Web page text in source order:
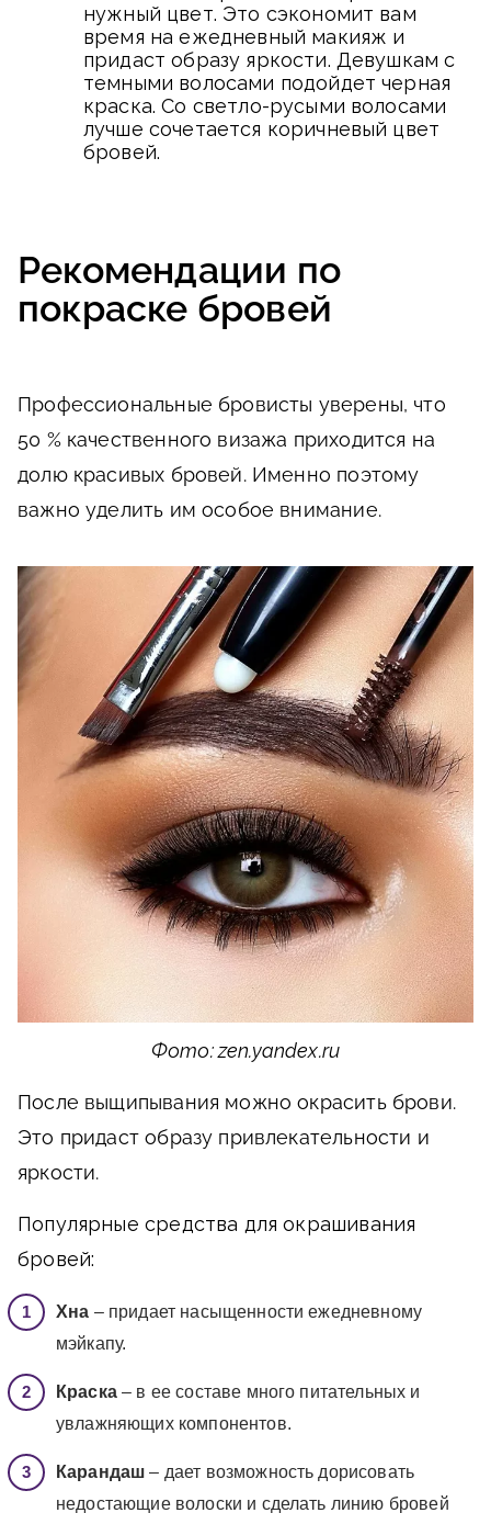
нужный цвет. Это сэкономит вам
время на ежедневный макияж и
придаст образу яркости. Девушкам с
темными волосами подойдет черная
краска. Со светло-русыми волосами
лучше сочетается коричневый цвет
бровей.
Рекомендации по
покраске бровей
Профессиональные бровисты уверены, что
50 % качественного визажа приходится на
долю красивых бровей. Именно поэтому
важно уделить им особое внимание.
Фото: zen.yandex.ru
После выщипывания можно окрасить брови.
Это придаст образу привлекательности и
яркости.
Популярные средства для окрашивания
бровей:
Хна – придает насыщенности ежедневному
мэйкапу.
Краска– в ее составе много питательных и
увлажняющих компонентов.
Карандаш – дает возможность дорисовать
недостающие волоски и сделать линию бровей